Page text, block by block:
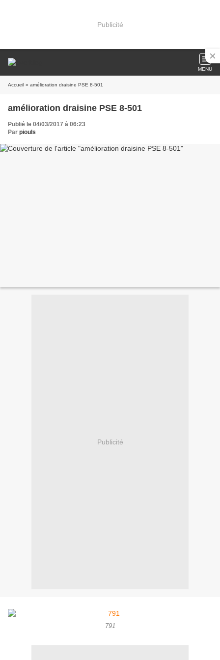
Publicité
MENU
Accueil » amélioration draisine PSE 8-501
amélioration draisine PSE 8-501
Publié le 04/03/2017 à 06:23
Par piouls
Publicité
791